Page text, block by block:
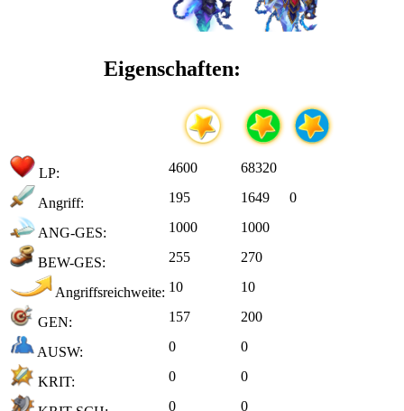
Eigenschaften:
LP: 4600 68320
Angriff: 195 1649 0
ANG-GES: 1000 1000
BEW-GES: 255 270
Angriffsreichweite: 10 10
GEN: 157 200
AUSW: 0 0
KRIT: 0 0
0 0